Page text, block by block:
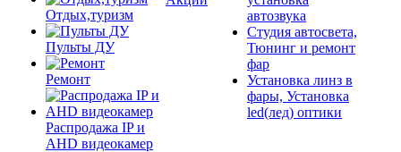
Отдых,туризм
Пульты ДУ
Ремонт
Распродажа IP и
AHD видеокамер
автозвука
Студия автосвета,
Тюнинг и ремонт
фар
Установка линз в
фары, Установка
led(лед) оптики